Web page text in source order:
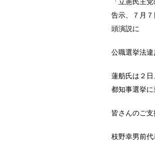
告示、７月
頭演説に
公職選挙法違
蓮舫氏は２
都知事選挙に
皆さんのご
枝野幸男前